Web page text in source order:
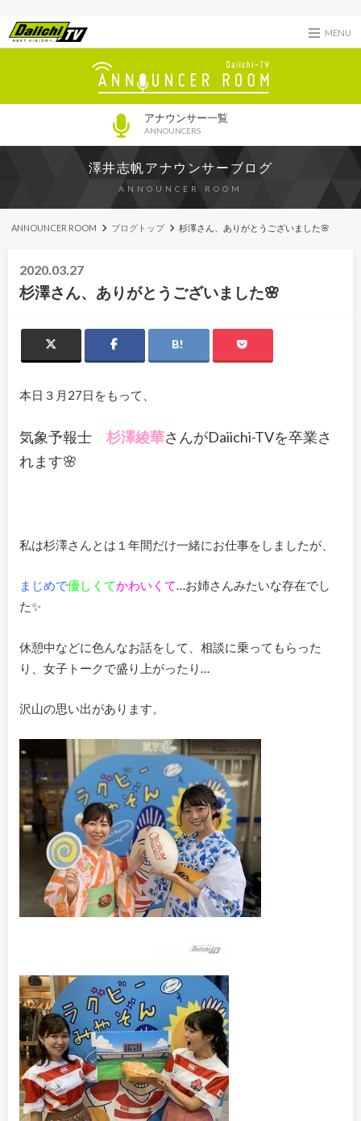
MENU
アナウンサー一覧
ANNOUNCERS
澤井志帆アナウンサーブログ
ANNOUNCER ROOM
ANNOUNCER ROOM ブログトップ 杉澤さん、ありがとうございました🌸
2020.03.27
杉澤さん、ありがとうございました🌸
本日３月27日をもって、
気象予報士 杉澤綾華さんがDaiichi-TVを卒業さ
れます🌸
私は杉澤さんとは１年間だけ一緒にお仕事をしましたが、
まじめで優しくてかわいくて…お姉さんみたいな存在でし
た✨
休憩中などに色んなお話をして、相談に乗ってもらった
り、女子トークで盛り上がったり…
沢山の思い出があります。